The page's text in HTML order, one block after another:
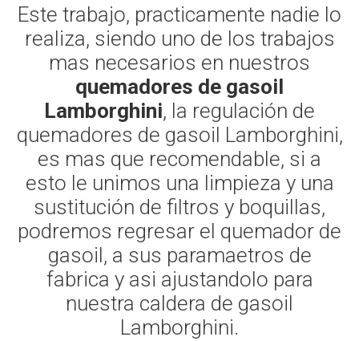
Este trabajo, practicamente nadie lo
realiza, siendo uno de los trabajos
mas necesarios en nuestros
quemadores de gasoil
Lamborghini, la regulación de
quemadores de gasoil Lamborghini,
es mas que recomendable, si a
esto le unimos una limpieza y una
sustitución de filtros y boquillas,
podremos regresar el quemador de
gasoil, a sus paramaetros de
fabrica y asi ajustandolo para
nuestra caldera de gasoil
Lamborghini.